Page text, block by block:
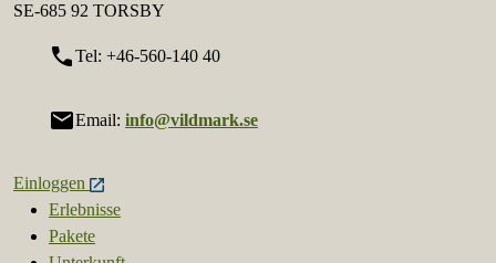
SE-685 92 TORSBY
callTel: +46-560-140 40
mailEmail: info@vildmark.se
Einloggen
Erlebnisse
Pakete